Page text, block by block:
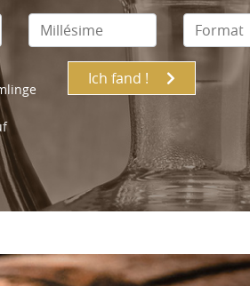
Ich fand !